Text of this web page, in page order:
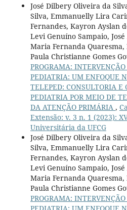
José Dilbery Oliveira da
Silva, Emmanuelly Lira
Fernandes, Kayron Ayslan
Levi Genuíno Sampaio,
Maria Fernanda
Paula Christianne Gomes
PROGRAMA:
PEDIATRIA: UM ENFOQUE
TELEPED: CONSULTORIA E
PEDIATRIA POR MEIO DE
DA ATENÇÃO PRIMÁRIA ,
Extensão: v. 3 n. 1 (2023):
Universitária da UFCG
José Dilbery Oliveira da
Silva, Emmanuelly Lira
Fernandes, Kayron Ayslan
Levi Genuíno Sampaio,
Maria Fernanda
Paula Christianne Gomes
PROGRAMA: